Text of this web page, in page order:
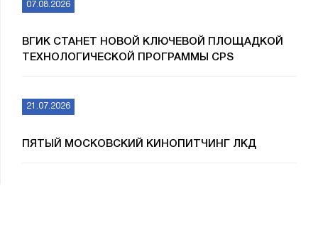
07.08.2026
ВГИК СТАНЕТ НОВОЙ КЛЮЧЕВОЙ ПЛОЩАДКОЙ
ТЕХНОЛОГИЧЕСКОЙ ПРОГРАММЫ CPS
21.07.2026
ПЯТЫЙ МОСКОВСКИЙ КИНОПИТЧИНГ ЛКД